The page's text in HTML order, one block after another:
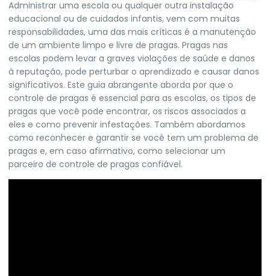
Administrar uma escola ou qualquer outra instalação
educacional ou de cuidados infantis, vem com muitas
responsabilidades, uma das mais críticas é a manutenção
de um ambiente limpo e livre de pragas. Pragas nas
escolas podem levar a graves violações de saúde e danos
à reputação, pode perturbar o aprendizado e causar danos
significativos. Este guia abrangente aborda por que o
controle de pragas é essencial para as escolas, os tipos de
pragas que você pode encontrar, os riscos associados a
eles e como prevenir infestações. Também abordamos
como reconhecer e garantir se você tem um problema de
pragas e, em caso afirmativo, como selecionar um
parceiro de controle de pragas confiável.